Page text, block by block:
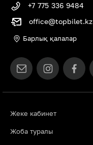
Жеке кабинет
Жоба туралы
+7 775 336 9484
office@topbilet.kz
Барлық қалалар